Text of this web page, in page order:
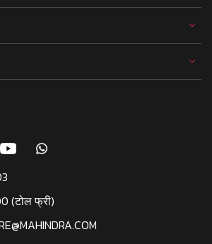
(टोल फ्री)